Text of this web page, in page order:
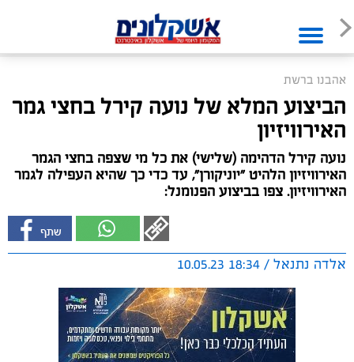
אהבנו ברשת
הביצוע המלא של נועה קירל בחצי גמר
האירוויזיון
נועה קירל הדהימה (שלישי) את כל מי שצפה בחצי הגמר
האירוויזיון הלהיט "יוניקורן", עד כדי כך שהיא העפילה לגמר
האירוויזיון. צפו בביצוע הפנומנל:
אלדה נתנאל / 18:34 10.05.23